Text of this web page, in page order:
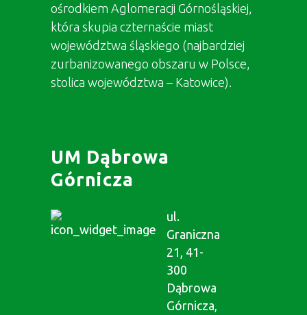
ośrodkiem Aglomeracji Górnośląskiej,
która skupia czternaście miast
województwa śląskiego (najbardziej
zurbanizowanego obszaru w Polsce,
stolica województwa – Katowice).
UM Dąbrowa
Górnicza
ul.
Graniczna
21, 41-
300
Dąbrowa
Górnicza,